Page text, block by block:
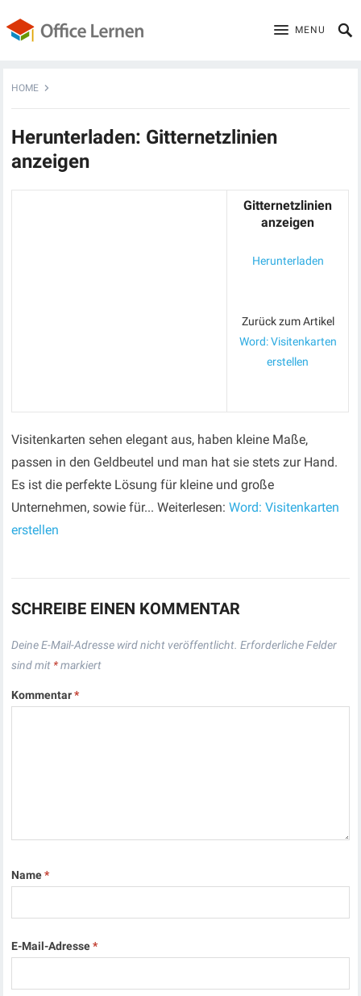
MENU
HOME
Herunterladen: Gitternetzlinien
anzeigen
Gitternetzlinien
anzeigen
Herunterladen
Zurück zum Artikel
Word: Visitenkarten
erstellen
Visitenkarten sehen elegant aus, haben kleine Maße,
passen in den Geldbeutel und man hat sie stets zur Hand.
Es ist die perfekte Lösung für kleine und große
Unternehmen, sowie für... Weiterlesen:Word: Visitenkarten
erstellen
SCHREIBE EINEN KOMMENTAR
Deine E-Mail-Adresse wird nicht veröffentlicht. Erforderliche Felder
sind mit *markiert
Kommentar*
Name*
E-Mail-Adresse*